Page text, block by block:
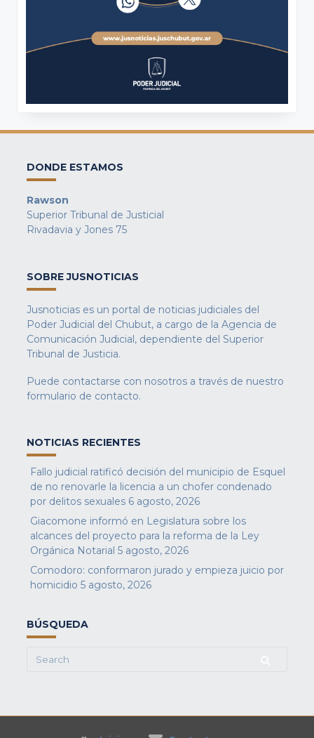
DONDE ESTAMOS
Rawson
Superior Tribunal de Justicial
Rivadavia y Jones 75
SOBRE JUSNOTICIAS
Jusnoticias es un portal de noticias judiciales del
Poder Judicial del Chubut, a cargo de la Agencia de
Comunicación Judicial, dependiente del Superior
Tribunal de Justicia.
Puede contactarse con nosotros a través de nuestro
formulario de contacto.
NOTICIAS RECIENTES
Fallo judicial ratificó decisión del municipio de Esquel
de no renovarle la licencia a un chofer condenado
por delitos sexuales 6 agosto, 2026
Giacomone informó en Legislatura sobre los
alcances del proyecto para la reforma de la Ley
Orgánica Notarial 5 agosto, 2026
Comodoro: conformaron jurado y empieza juicio por
homicidio 5 agosto, 2026
BÚSQUEDA
Search